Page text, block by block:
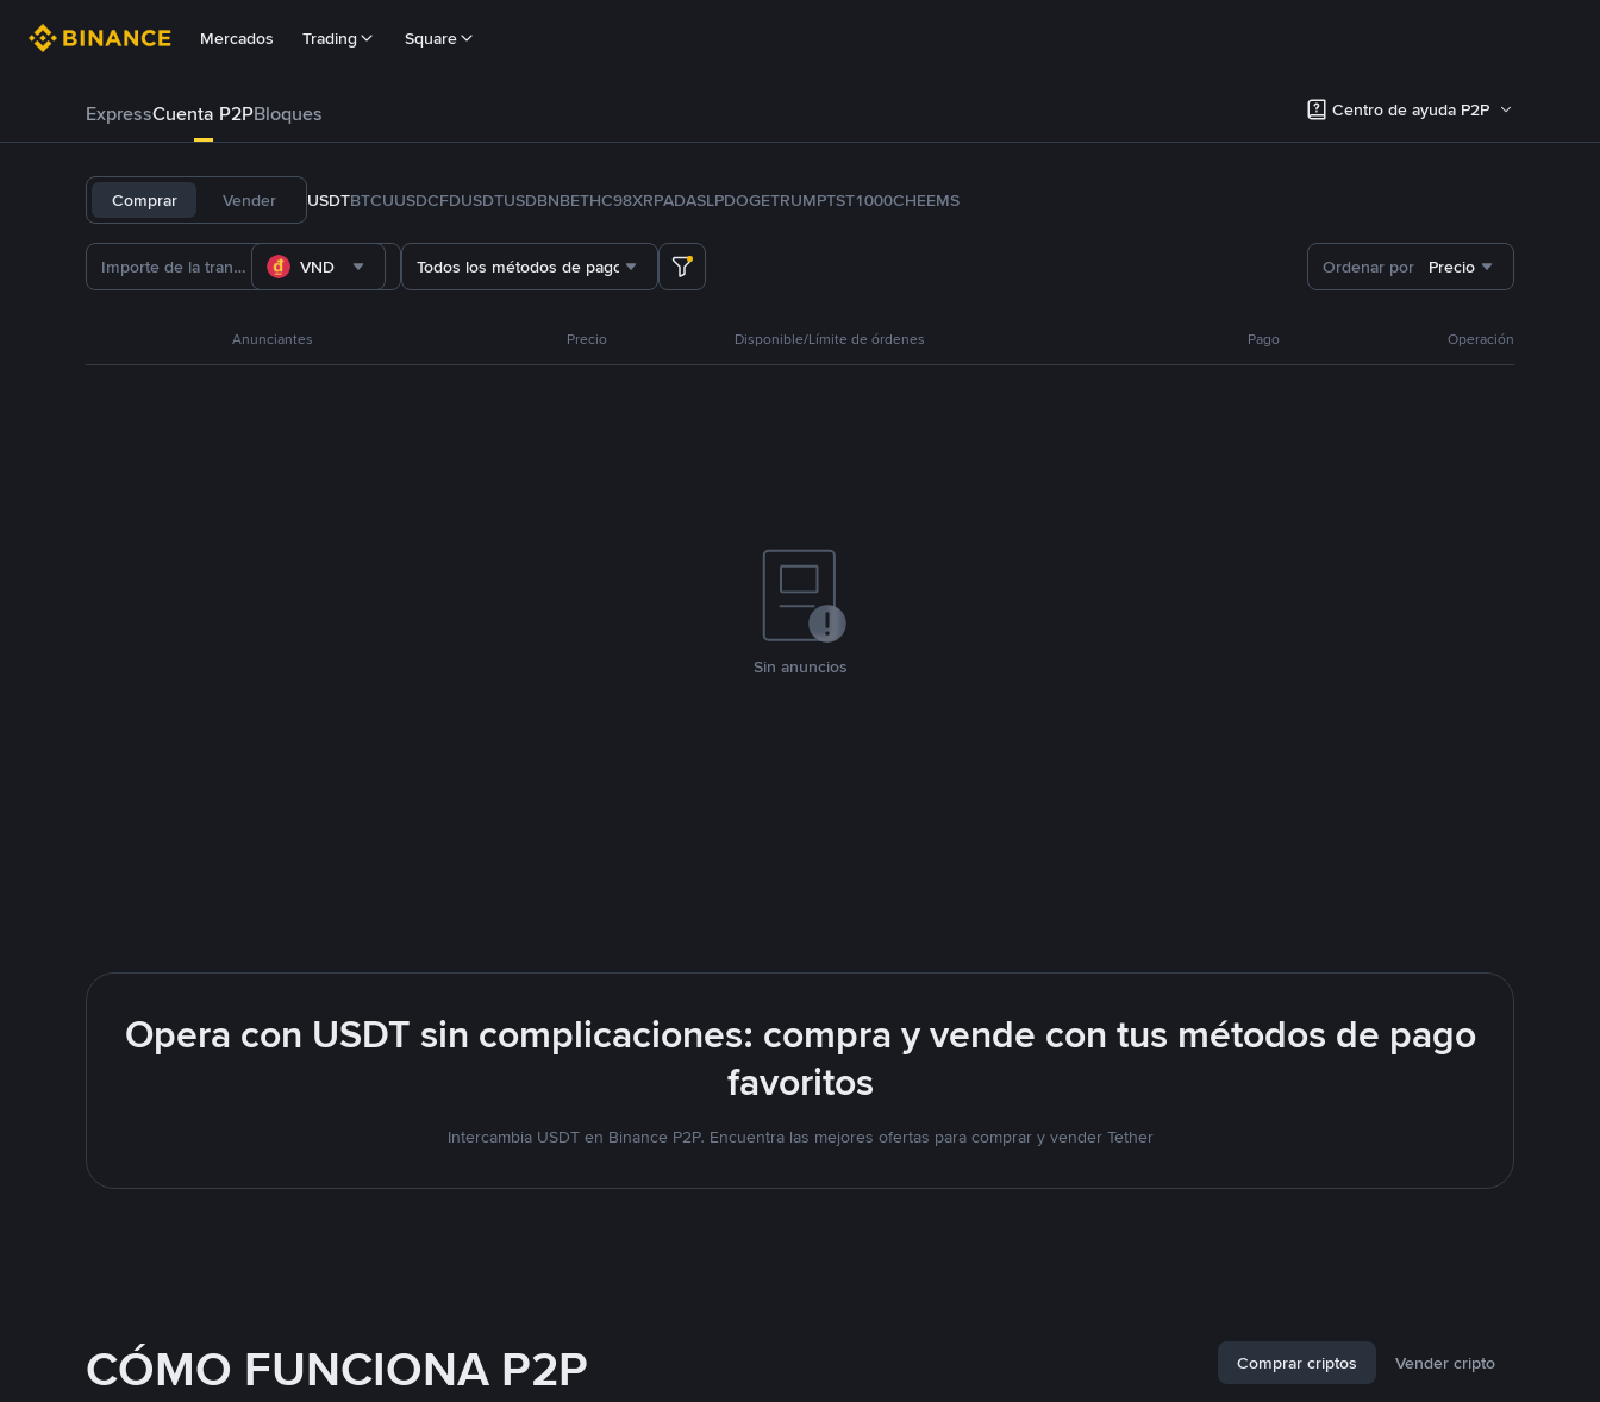
Mercados Trading Square
ExpressCuenta P2PBloques Centro de ayuda P2P
Comprar Vender USDTBTCUUSDCFDUSDTUSDBNBETHC98XRPADASLPDOGETRUMPTST1000CHEEMS
VND Todos los métodos de pago Ordenar por Precio
Anunciantes Precio Disponible/Límite de órdenes Pago Operación
Sin anuncios
Opera con USDT sin complicaciones: compra y vende con tus métodos de pago
favoritos
Intercambia USDT en Binance P2P. Encuentra las mejores ofertas para comprar y vender Tether
CÓMO FUNCIONA P2P Comprar criptos Vender cripto